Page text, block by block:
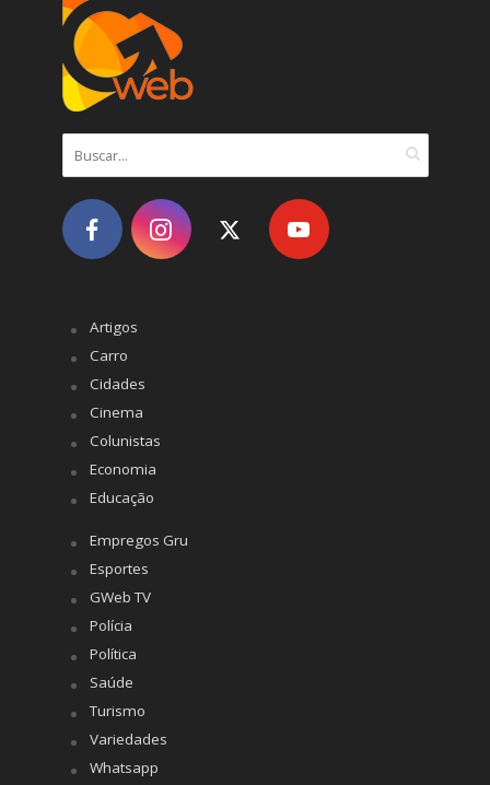
Artigos
Carro
Cidades
Cinema
Colunistas
Economia
Educação
Empregos Gru
Esportes
GWeb TV
Polícia
Política
Saúde
Turismo
Variedades
Whatsapp